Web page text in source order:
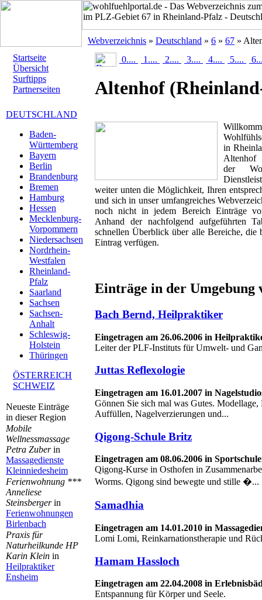
Webverzeichnis » Deutschland » 6 » 67 »
Startseite
Übersicht
Surftipps
Partnerseiten
DEUTSCHLAND
Baden-
Württemberg
Bayern
Berlin
Brandenburg
Bremen
Hamburg
Hessen
Mecklenburg-
Vorpommern
Niedersachsen
Nordrhein-
Westfalen
Rheinland-
Pfalz
Saarland
Sachsen
Sachsen-
Anhalt
Schleswig-
Holstein
Thüringen
ÖSTERREICH
SCHWEIZ
Neueste Einträge
in dieser Region
Mobile
Wellnessmassage
Petra Zuberin
Massagedienste
Kleinniedesheim
Ferienwohnung ***
Anneliese
Steinsbergerin
Ferienwohnungen
Birlenbach
Praxis für
Naturheilkunde HP
Karin Klein in
Heilpraktiker
Ensheim
0.... 1.... 2.... 3.... 4.... 5....
Altenhof
in
Altenhof
der
weiter unten die Möglichkeit, Ihren
und sich in unser umfangreiches
noch nicht in jedem Bereich Einträge
Anhand der nachfolgend aufgeführten
schnellen Überblick über alle Bereiche, die
Eintrag verfügen.
Einträge in der Umgebung
Bach Bernd, Heilpraktiker
Eingetragen am 26.06.2006 in
Leiter der PLF-Instituts für Umwelt- und
Juttas Reflexologie
Eingetragen am 16.01.2007 in
Gönnen Sie sich mal was Gutes.
Auffüllen, Nagelverzierungen und...
Qigong-Schule Britz
Eingetragen am 08.06.2006 in
Qigong-Kurse in Osthofen in
Worms. Qigong sind bewegte und stille �...
Samadhia
Eingetragen am 14.01.2010 in
Lomi Lomi, Reinkarnationstherapie und
Hamam Hassloch
Eingetragen am 22.04.2008 in
Entspannung für Körper und Seele.